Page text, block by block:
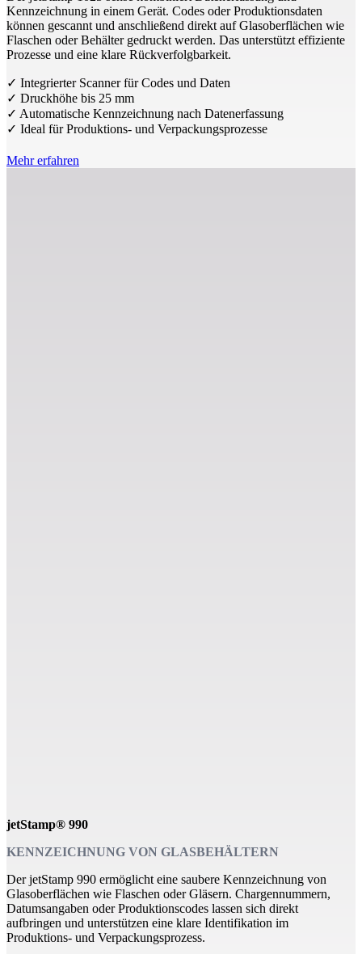
Kennzeichnung in einem Gerät. Codes oder Produktionsdaten
können gescannt und anschließend direkt auf Glasoberflächen wie
Flaschen oder Behälter gedruckt werden. Das unterstützt effiziente
Prozesse und eine klare Rückverfolgbarkeit.
✓ Integrierter Scanner für Codes und Daten
✓ Druckhöhe bis 25 mm
✓ Automatische Kennzeichnung nach Datenerfassung
✓ Ideal für Produktions- und Verpackungsprozesse
Mehr erfahren
jetStamp® 990
KENNZEICHNUNG VON GLASBEHÄLTERN
Der jetStamp 990 ermöglicht eine saubere Kennzeichnung von
Glasoberflächen wie Flaschen oder Gläsern. Chargennummern,
Datumsangaben oder Produktionscodes lassen sich direkt
aufbringen und unterstützen eine klare Identifikation im
Produktions- und Verpackungsprozess.